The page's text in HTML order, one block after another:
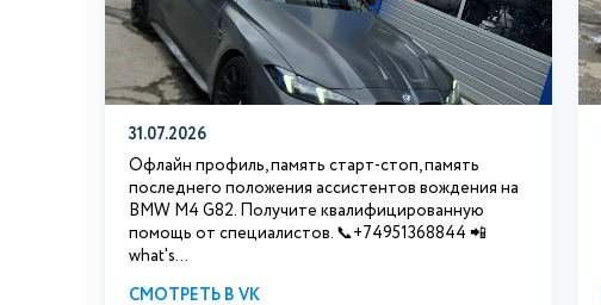
31.07.2026
Офлайн профиль, память старт-стоп, память
последнего положения ассистентов вождения на
BMW М4 G82. Получите квалифицированную
помощь от специалистов. 📞+74951368844 📲
what's...
СМОТРЕТЬ В VK